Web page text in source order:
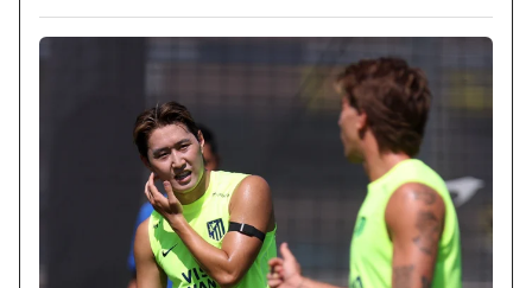
人们关注的焦点已超越单纯的记录和胜场贡献度（WAR）之
争，转向选手展现出的品格与人品对选票可能产生的影响。巧
合的是，有力候选人 大谷翔平（32 岁·洛杉矶道奇队）和外野
手皮特·克劳-阿姆斯特朗（24 岁·芝加哥小熊队）在记录之外
的部分形成了鲜明对比。 作为有力候选人之一的 Shohei Ohtan
i（大谷翔平）正持续着超越美国职棒大联盟（MLB）、成为整
个体育界榜样的步伐。评价认为，他不仅在赛场上展现出压倒
性的表现，在场外也以模范态度赢得了队友和球迷的绝对尊
敬。 实际上，Ohtani 在休息区亲自为队友准备饮料、赛后率先
清理休息区垃圾等榜样行为已成为日常。这似乎并非为了镜头
而做的表演。加之其尊重棒球和大联盟传统与历史的态度，以